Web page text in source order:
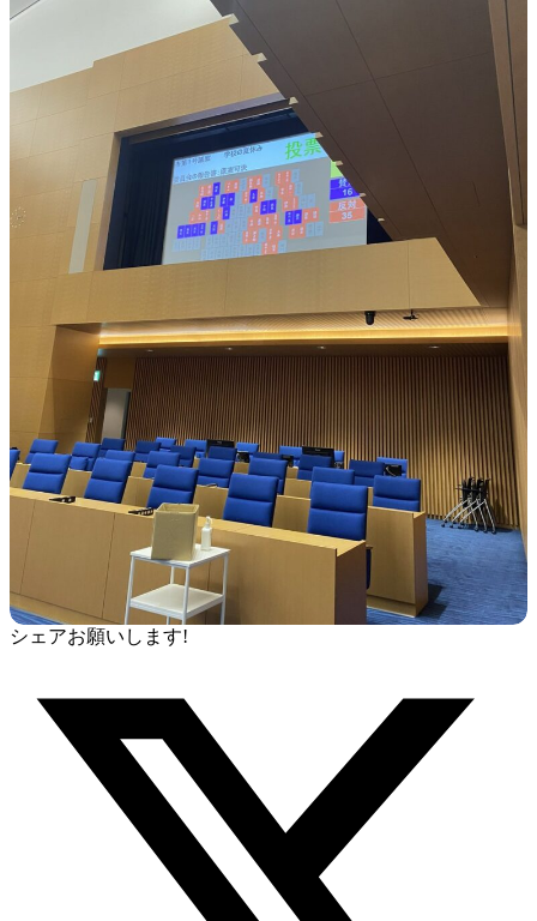
シェアお願いします!